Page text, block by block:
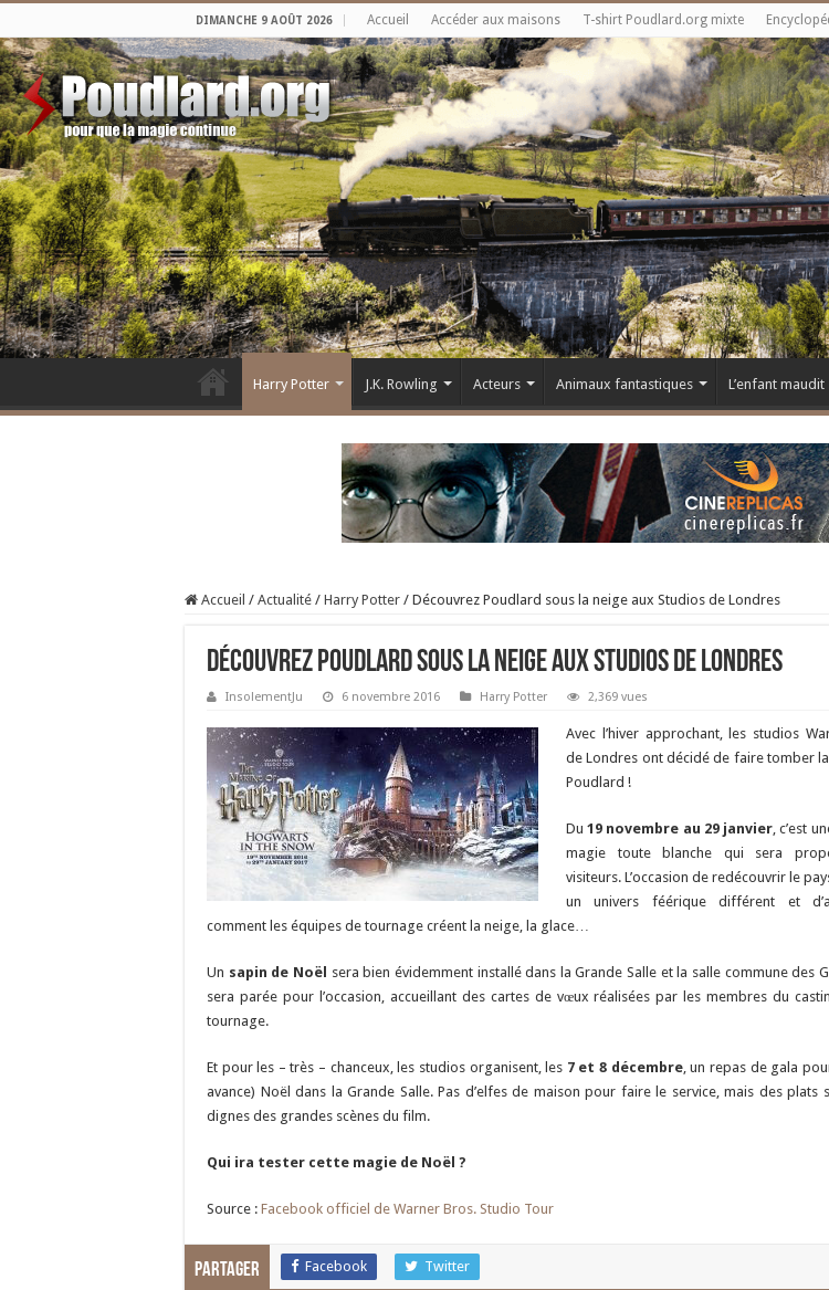
DIMANCHE 9 AOÛT 2026 Accueil Accéder aux maisons T-shirt Poudlard.org mixte
Harry Potter J.K. Rowling Acteurs Animaux fantastiques L’enfant maudit
Accueil / Actualité / Harry Potter / Découvrez Poudlard sous la neige aux Studios de Londres
Découvrez Poudlard sous la neige aux Studios de Londres
InsolementJu 6 novembre 2016 Harry Potter 2,369 vues
Avec l’hiver approchant, les studios
de Londres ont décidé de faire tomber
Poudlard !
Du19 novembre au 29 janvier, c’est
magie toute blanche qui sera
visiteurs. L’occasion de redécouvrir le
un univers féérique différent et
comment les équipes de tournage créent la neige, la glace…
Un sapin de Noël sera bien évidemment installé dans la Grande Salle et la salle commune des
sera parée pour l’occasion, accueillant des cartes de vœux réalisées par les membres du
tournage.
Et pour les – très – chanceux, les studios organisent, les 7 et 8 décembre, un repas de gala
avance) Noël dans la Grande Salle. Pas d’elfes de maison pour faire le service, mais des plats
dignes des grandes scènes du film.
Qui ira tester cette magie de Noël ?
Source : Facebook officiel de Warner Bros. Studio Tour
Partager Facebook Twitter